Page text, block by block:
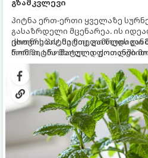
გზამკვლევი
პიტნა ერთ-ერთი ყველაზე
გასაზრდელი მცენარეა. ის
ცხოვრებას, მეტიც, გამოცდილი
რომ პიტნა მხოლოდ ქოთანში
გრუნტში (ბაღში) დარგვისას
სწრაფად ვრცელდება და სხვა
ქოთნის პიტნა მთელი წლის
ნორჩი, არომატული ფოთლებით
კერძებისთვის.